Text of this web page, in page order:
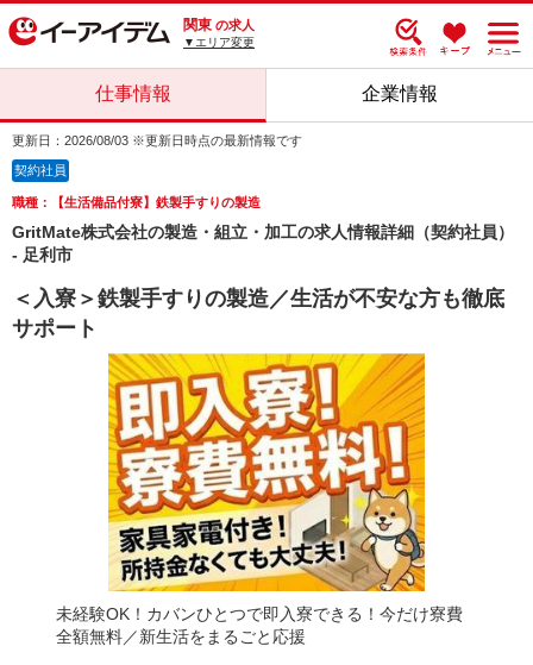
関東 の求人
▼エリア変更
仕事情報 企業情報
更新日：2026/08/03 ※更新日時点の最新情報です
契約社員
職種：【生活備品付寮】鉄製手すりの製造
GritMate株式会社の製造・組立・加工の求人情報詳細（契約社員）
- 足利市
＜入寮＞鉄製手すりの製造／生活が不安な方も徹底
サポート
未経験OK！カバンひとつで即入寮できる！今だけ寮費
全額無料／新生活をまるごと応援